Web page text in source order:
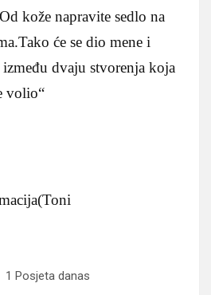
kože napravite sedlo na
će se dio mene i
dvaju stvorenja koja
volio“
1 Posjeta danas